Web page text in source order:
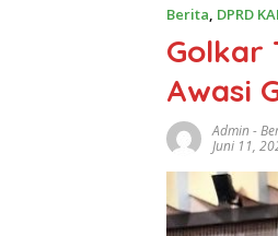
Berita, DPRD
Golkar
Awasi
Admin-
Juni 11,